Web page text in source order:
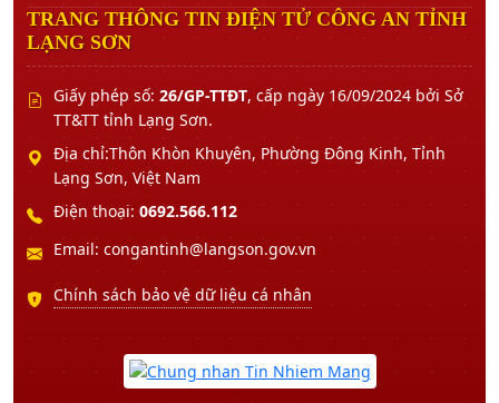
TRANG THÔNG TIN ĐIỆN TỬ CÔNG AN TỈNH
LẠNG SƠN
Giấy phép số: 26/GP-TTĐT, cấp ngày 16/09/2024 bởi Sở
TT&TT tỉnh Lạng Sơn.
Địa chỉ:Thôn Khòn Khuyên, Phường Đông Kinh, Tỉnh
Lạng Sơn, Việt Nam
Điện thoại: 0692.566.112
Email: congantinh@langson.gov.vn
Chính sách bảo vệ dữ liệu cá nhân